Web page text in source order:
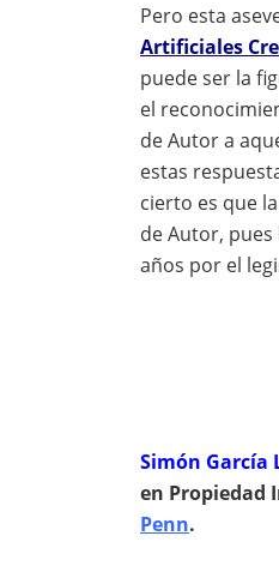
Pero esta
Artificiales
puede ser la
el
de Autor a
estas
cierto es que
de Autor,
años por el
Simón García
en Propiedad
Penn.